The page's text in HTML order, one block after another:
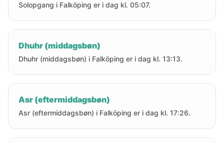
Solopgang i Falköping er i dag kl. 05:07.
Dhuhr (middagsbøn)
Dhuhr (middagsbøn) i Falköping er i dag kl. 13:13.
Asr (eftermiddagsbøn)
Asr (eftermiddagsbøn) i Falköping er i dag kl. 17:26.